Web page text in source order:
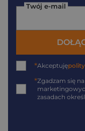
Twój e-mail
*Akceptuję
*Zgadzam się
zasadach